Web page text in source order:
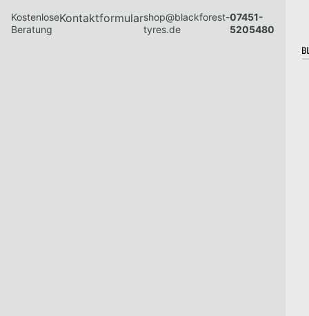
Kostenlose
Beratung
Kontaktformularshop@blackforest-
tyres.de
07451-
5205480